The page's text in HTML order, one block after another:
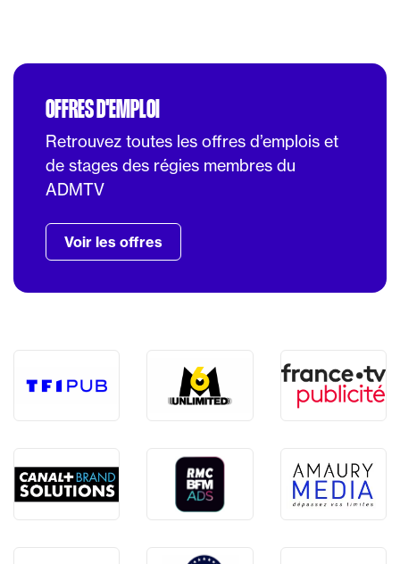
OFFRES D'EMPLOI
Retrouvez toutes les offres d’emplois et
de stages des régies membres du
ADMTV
Voir les offres